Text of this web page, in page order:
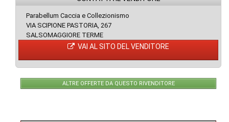
Parabellum Caccia e Collezionismo
VIA SCIPIONE PASTORIA, 267
SALSOMAGGIORE TERME
VAI AL SITO DEL VENDITORE
ALTRE OFFERTE DA QUESTO RIVENDITORE